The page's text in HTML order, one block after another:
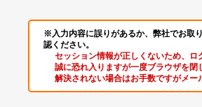
※入力内容に誤りがあるか、弊社でお取
認ください。
セッション情報が正しくないため、ロ
誠に恐れ入りますが一度ブラウザを閉
解決されない場合はお手数ですがメー